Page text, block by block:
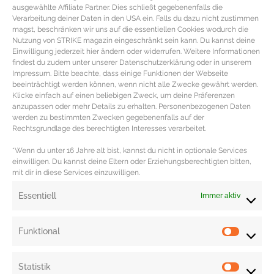
ausgewählte Affiliate Partner. Dies schließt gegebenenfalls die
Verarbeitung deiner Daten in den USA ein. Falls du dazu nicht zustimmen
magst, beschränken wir uns auf die essentiellen Cookies wodurch die
Nutzung von STRIKE magazin eingeschränkt sein kann. Du kannst deine
Einwilligung jederzeit hier ändern oder widerrufen. Weitere Informationen
findest du zudem unter unserer Datenschutzerklärung oder in unserem
Impressum. Bitte beachte, dass einige Funktionen der Webseite
beeinträchtigt werden können, wenn nicht alle Zwecke gewährt werden.
Klicke einfach auf einen beliebigen Zweck, um deine Präferenzen
anzupassen oder mehr Details zu erhalten. Personenbezogenen Daten
werden zu bestimmten Zwecken gegebenenfalls auf der
Rechtsgrundlage des berechtigten Interesses verarbeitet.
*Wenn du unter 16 Jahre alt bist, kannst du nicht in optionale Services
einwilligen. Du kannst deine Eltern oder Erziehungsberechtigten bitten,
mit dir in diese Services einzuwilligen.
Essentiell Immer aktiv
Funktional
Statistik
Kühlendes Aftershave Gel von Annemarie Börlind (50ml) vitalisiert, pflegt
und beruhigt.
Der Deo Roll-On von Speick(50ml) wirkt langanhaltend gegen Geruch und
Transpiration.
Erfrischende All-In-One Augenpflege von Ahava(15ml) hilft gegen Fältchen
und Augenschatten.
MilderRasierschaum von Lavera(150ml) wirkt mit Aloe Vera und Jojobaöl
gegen Rötungen und Hautirritationen.
pflegendem Vitamin E.
Redaktion: Nina Ilnseher | Fotos: Douglas, Flaconi, PR